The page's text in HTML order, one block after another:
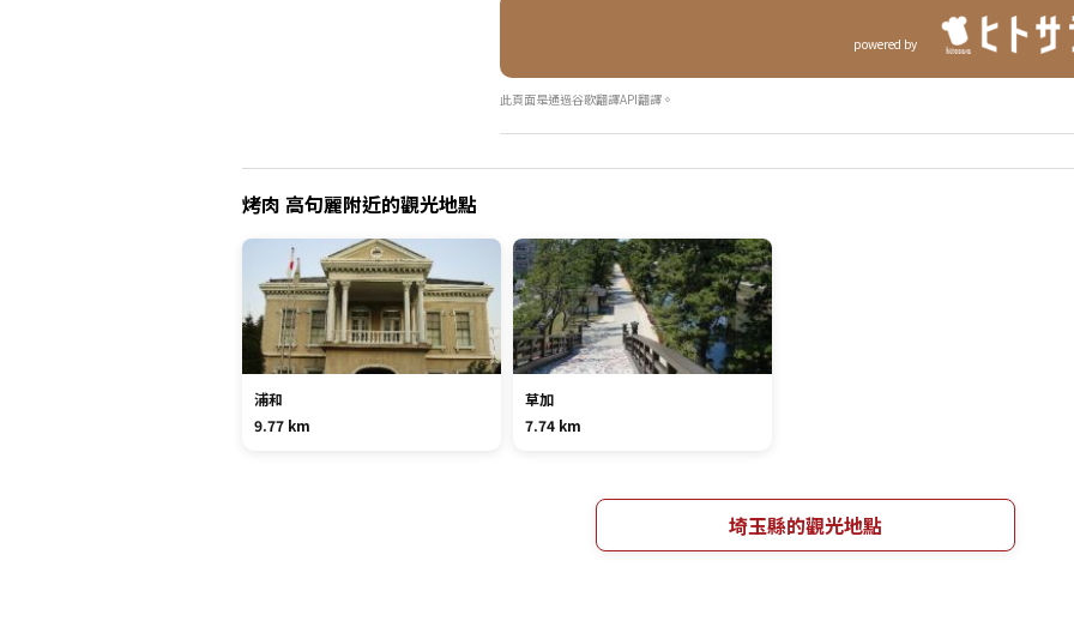
powered by
此頁面是通過谷歌翻譯API翻譯。
烤肉 高句麗附近的觀光地點
浦和
9.77 km
草加
7.74 km
埼玉縣的觀光地點